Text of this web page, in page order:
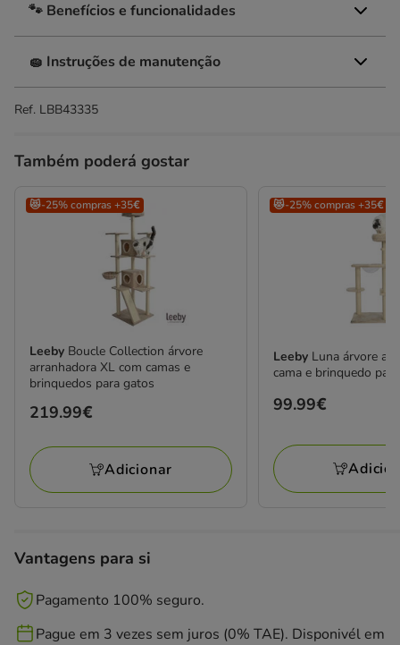
🐾 Benefícios e funcionalidades
🧽 Instruções de manutenção
Ref. LBB43335
Também poderá gostar
😻-25% compras +35€
Leeby Boucle Collection árvore
arranhadora XL com camas e
brinquedos para gatos
Preço
219.99€
Adicionar
😻-25% compras +35€
Leeby Luna árvore
cama e brinquedo
Preço
99.99€
Vantagens para si
Pagamento 100% seguro.
Pague em 3 vezes sem juros (0% TAE). Disponivél em